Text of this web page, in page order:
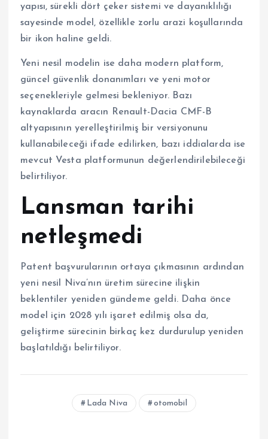
yapısı, sürekli dört çeker sistemi ve dayanıklılığı
sayesinde model, özellikle zorlu arazi koşullarında
bir ikon haline geldi.
Yeni nesil modelin ise daha modern platform,
güncel güvenlik donanımları ve yeni motor
seçenekleriyle gelmesi bekleniyor. Bazı
kaynaklarda aracın Renault-Dacia CMF-B
altyapısının yerelleştirilmiş bir versiyonunu
kullanabileceği ifade edilirken, bazı iddialarda ise
mevcut Vesta platformunun değerlendirilebileceği
belirtiliyor.
Lansman tarihi
netleşmedi
Patent başvurularının ortaya çıkmasının ardından
yeni nesil Niva’nın üretim sürecine ilişkin
beklentiler yeniden gündeme geldi. Daha önce
model için 2028 yılı işaret edilmiş olsa da,
geliştirme sürecinin birkaç kez durdurulup yeniden
başlatıldığı belirtiliyor.
Lada Niva otomobil